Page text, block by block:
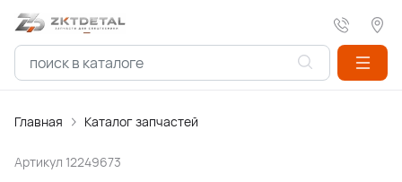
Главная Каталог запчастей
Артикул 12249673